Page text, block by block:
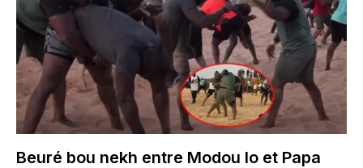
Beuré bou nekh entre Modou lo et Papa